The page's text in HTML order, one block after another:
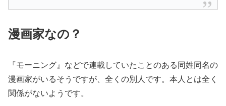
漫画家なの？
『モーニング』などで連載していたことのある同姓同名の
漫画家がいるそうですが、全くの別人です。本人とは全く
関係がないようです。